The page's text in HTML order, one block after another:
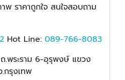
ราคาถูกใจ สนใจสอบถาม
Hot Line: 089-766-8083
.พระราม 6-อุรุพงษ์ แขวง
กรุงเทพ